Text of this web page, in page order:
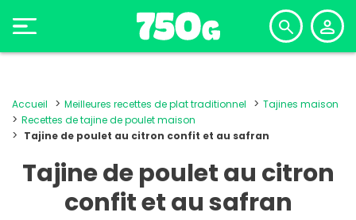
Accueil Meilleures recettes de plat traditionnel
Tajines maison
Recettes de tajine de poulet maison
Tajine de poulet au citron confit et au safran
Tajine de poulet au citron
confit et au safran